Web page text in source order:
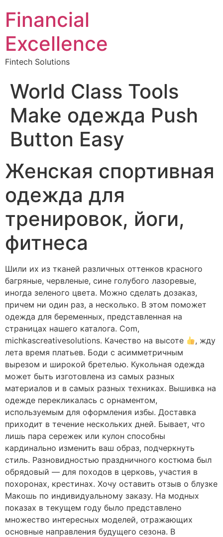
Financial
Excellence
Fintech Solutions
World Class Tools
Make одежда Push
Button Easy
Женская спортивная
одежда для
тренировок, йоги,
фитнеса
Шили их из тканей различных оттенков красного
багряные, червленые, сине голубого лазоревые,
иногда зеленого цвета. Можно сделать дозаказ,
причем ни один раз, а несколько. В этом поможет
одежда для беременных, представленная на
страницах нашего каталога. Com,
michkascreativesolutions. Качество на высоте
, жду
лета время платьев. Боди с асимметричным
вырезом и широкой бретелью. Кукольная одежда
может быть изготовлена из самых разных
материалов и в самых разных техниках. Вышивка на
одежде перекликалась с орнаментом,
используемым для оформления избы. Доставка
приходит в течение нескольких дней. Бывает, что
лишь пара сережек или кулон способны
кардинально изменить ваш образ, подчеркнуть
стиль. Разновидностью праздничного костюма был
обрядовый — для походов в церковь, участия в
похоронах, крестинах. Хочу оставить отзыв о блузке
Макошь по индивидуальному заказу. На модных
показах в текущем году было представлено
множество интересных моделей, отражающих
основные направления будущего сезона. В